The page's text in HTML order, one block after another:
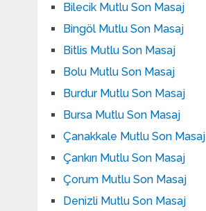
Bilecik Mutlu Son Masaj
Bingöl Mutlu Son Masaj
Bitlis Mutlu Son Masaj
Bolu Mutlu Son Masaj
Burdur Mutlu Son Masaj
Bursa Mutlu Son Masaj
Çanakkale Mutlu Son Masaj
Çankırı Mutlu Son Masaj
Çorum Mutlu Son Masaj
Denizli Mutlu Son Masaj